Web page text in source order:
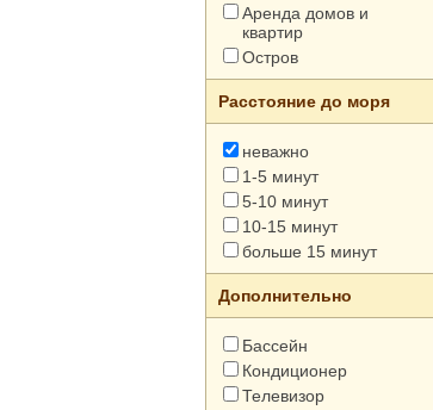
Аренда домов и
квартир
Остров
Расстояние до моря
неважно
1-5 минут
5-10 минут
10-15 минут
больше 15 минут
Дополнительно
Бассейн
Кондиционер
Телевизор